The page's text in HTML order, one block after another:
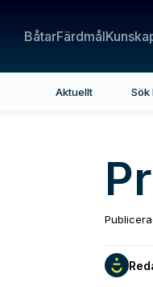
BåtarFärdmål
Aktuellt Sök